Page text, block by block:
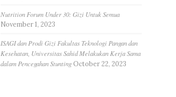
Nutrition Forum Under 30: Gizi Untuk Semua
November 1, 2023
ISAGI dan Prodi Gizi Fakultas Teknologi Pangan dan
Kesehatan, Universitas Sahid Melakukan Kerja Sama
dalam Pencegahan Stunting October 22, 2023